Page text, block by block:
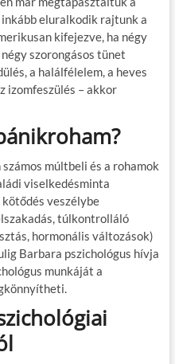
eluralkodik rajtunk a
kifejezve, ha négy
szorongásos tünet
a halálfélelem, a heves
izomfeszülés – akkor
múltbeli és a rohamok
viselkedésminta
veszélybe
túlkontrolláló
hormonális változások)
Barbara pszichológus hívja
munkáját a